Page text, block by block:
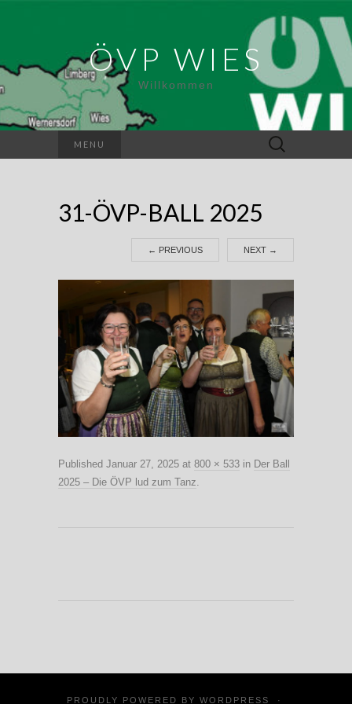
ÖVP WIES
Willkommen
MENU
Suchen
nach:
31-ÖVP-BALL 2025
← PREVIOUS NEXT →
Published Januar 27, 2025 at 800 × 533 in Der Ball
2025 – Die ÖVP lud zum Tanz
PROUDLY POWERED BY WORDPRESS ·